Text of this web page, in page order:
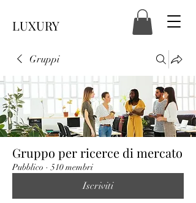
LUXURY
Gruppi
Gruppo per ricerce di mercato
Pubblico · 510 membri
Iscriviti